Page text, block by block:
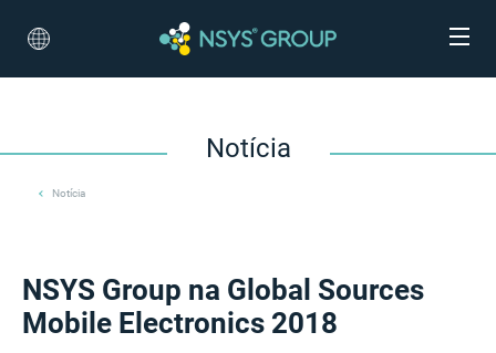
Notícia
Notícia
NSYS Group na Global Sources
Mobile Electronics 2018